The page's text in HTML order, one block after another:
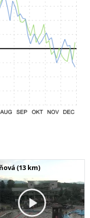
(13 km)